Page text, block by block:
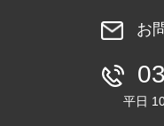
お
平日